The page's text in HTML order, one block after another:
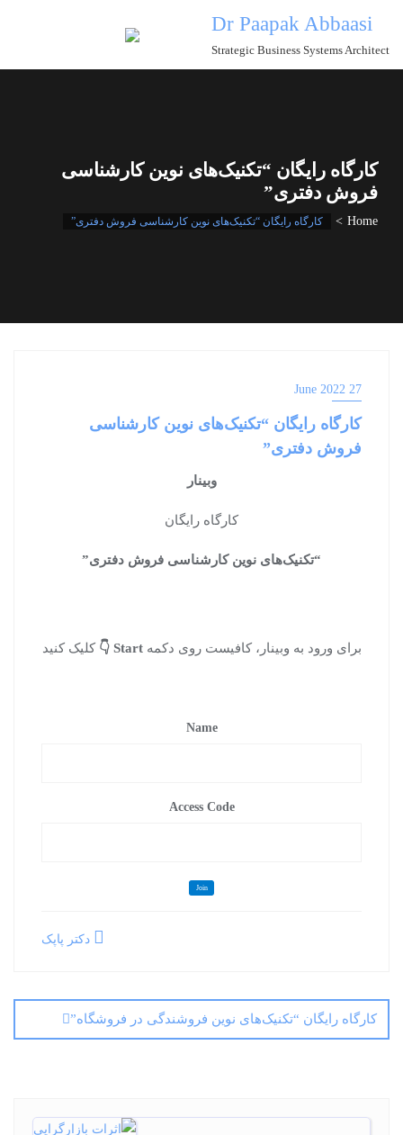
content
Dr Paapak Abbaasi
Strategic Business Systems Architect
کارگاه رایگان “تکنیک‌های نوین کارشناسی
فروش دفتری”
Home کارگاه رایگان “تکنیک‌های نوین کارشناسی فروش دفتری”
27 June 2022
کارگاه رایگان “تکنیک‌های نوین کارشناسی
فروش دفتری”
وبینار
کارگاه رایگان
“تکنیک‌های نوین کارشناسی فروش دفتری”
برای ورود به وبینار،‌ کافیست روی دکمهStart
👇کلیک کنید
Name
Access Code
Join
دکتر پاپک
کارگاه رایگان “تکنیک‌های نوین فروشندگی در فروشگاه”